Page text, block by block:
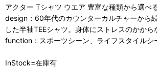
アクター Tシャツ ウエア 豊富な種類から選べ
design：60年代のカウンターカルチャーから
した半袖TEEシャツ。身体にストレスのかから
function：スポーツシーン、ライフスタイルシ
InStock=在庫有